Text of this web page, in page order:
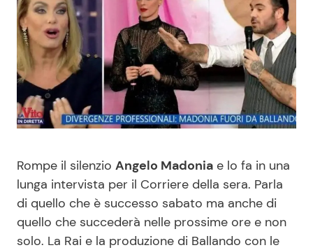
News Spettacolo
Benessere
Casa
Mondo Mamma
News benessere
Cucina e Ricette
Consigli di Cucina
Le Ricette in TV
Primi Piatti
Rompe il silenzio Angelo Madonia e lo fa in una
lunga intervista per il Corriere della sera. Parla
di quello che è successo sabato ma anche di
quello che succederà nelle prossime ore e non
solo. La Rai e la produzione di Ballando con le